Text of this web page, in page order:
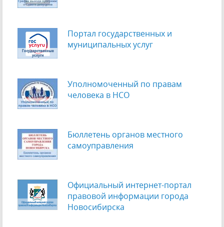
Портал государственных и
муниципальных услуг
Уполномоченный по правам
человека в НСО
Бюллетень органов местного
самоуправления
Официальный интернет-портал
правовой информации города
Новосибирска